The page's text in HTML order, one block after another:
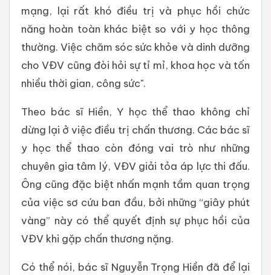
mạng, lại rất khó điều trị và phục hồi chức
năng hoàn toàn khác biệt so với y học thông
thường. Việc chăm sóc sức khỏe và dinh dưỡng
cho VĐV cũng đòi hỏi sự tỉ mỉ, khoa học và tốn
nhiều thời gian, công sức".
Theo bác sĩ Hiền, Y học thể thao không chỉ
dừng lại ở việc điều trị chấn thương. Các bác sĩ
y học thể thao còn đóng vai trò như những
chuyên gia tâm lý, VĐV giải tỏa áp lực thi đấu.
Ông cũng đặc biệt nhấn mạnh tầm quan trọng
của việc sơ cứu ban đầu, bởi những “giây phút
vàng” này có thể quyết định sự phục hồi của
VĐV khi gặp chấn thương nặng.
Có thể nói, bác sĩ Nguyễn Trọng Hiền đã để lại